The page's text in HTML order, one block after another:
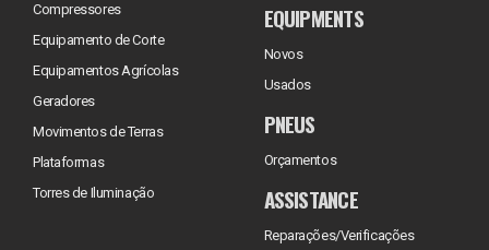
Compressores
Equipamento de Corte
Equipamentos Agrícolas
Geradores
Movimentos de Terras
Plataformas
Torres de Iluminação
EQUIPMENTS
Novos
Usados
PNEUS
Orçamentos
ASSISTANCE
Reparações/Verificações